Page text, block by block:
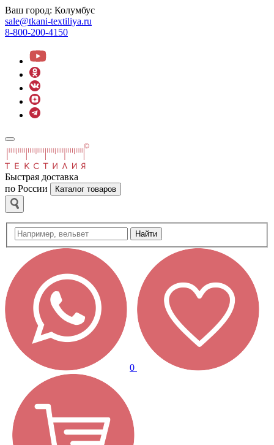
Ваш город: Колумбус
sale@tkani-textiliya.ru
8-800-200-4150
Быстрая доставка
по России
Каталог товаров
Найти
0